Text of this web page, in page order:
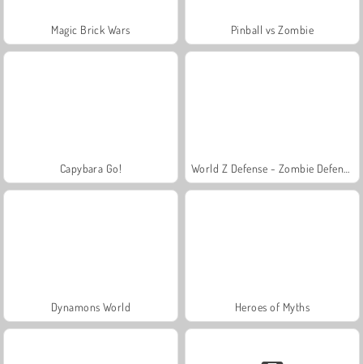
Magic Brick Wars Pinball vs Zombie
Capybara Go!
Dynamons World Heroes of Myths